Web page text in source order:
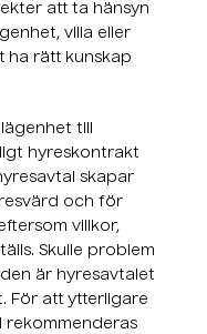
att ta hänsyn
villa eller
ha rätt kunskap
till
hyreskontrakt
skapar
och för
villkor,
Skulle problem
är hyresavtalet
För att ytterligare
rekommenderas